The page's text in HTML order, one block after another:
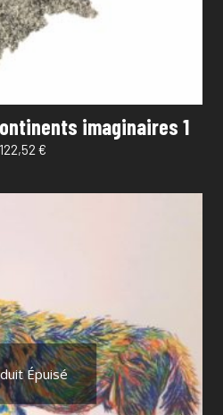
imaginaires 1
122,52 €
Épuisé